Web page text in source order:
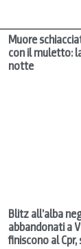
Muore
con il muletto:
notte
Blitz all’alba
abbandonati a
finiscono al